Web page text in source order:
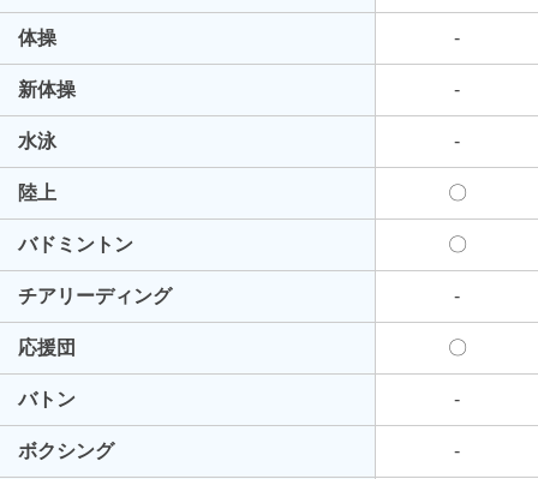
体操 -
新体操 -
水泳 -
陸上 〇
バドミントン 〇
チアリーディング -
応援団 〇
バトン -
ボクシング -